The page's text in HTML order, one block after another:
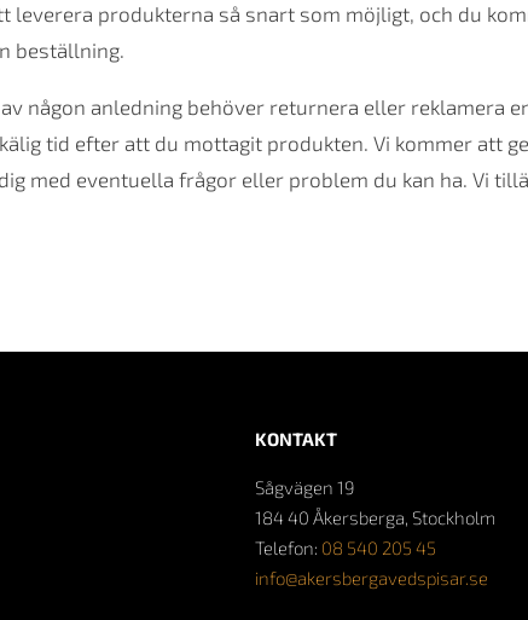
leverera produkterna så snart som möjligt, och du
beställning.
någon anledning behöver returnera eller reklamera
tid efter att du mottagit produkten. Vi kommer att
med eventuella frågor eller problem du kan ha. Vi
KONTAKT
Sågvägen 19
184 40 Åkersberga, Stockholm
Telefon: 08 540 205 45
info@akersbergavedspisar.se